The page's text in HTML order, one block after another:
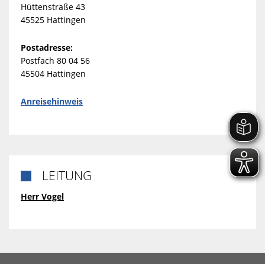
Hüttenstraße 43
45525 Hattingen
Postadresse:
Postfach 80 04 56
45504 Hattingen
Anreisehinweis
 LEITUNG
Herr Vogel